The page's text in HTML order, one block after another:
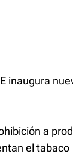
inaugura
a
el tabaco